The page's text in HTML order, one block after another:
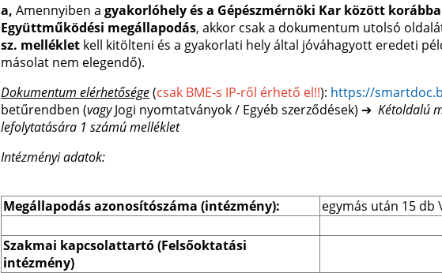
a, Amennyiben agyakorlóhely és a Gépészmérnöki Kar között
Együttműködési megállapodás, akkor csak a dokumentum utolsó
sz. melléklet kell kitölteni és a gyakorlati hely által jóváhagyott eredeti
másolat nem elegendő).
Dokumentum elérhetősége(csak BME-s IP-ről érhető el!!): https://
betűrendben (vagyJogi nyomtatványok / Egyéb szerződések) ➔Kétoldalú
lefolytatására 1 számú melléklet
Intézményi adatok:
Megállapodás azonosítószáma (intézmény): egymás után 15 db
Szakmai kapcsolattartó (Felsőoktatási
intézmény)